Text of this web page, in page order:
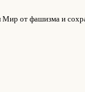
Мир от фашизма и